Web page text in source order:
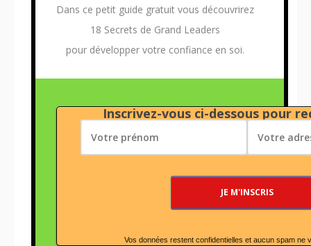
Dans ce petit guide gratuit vous découvrirez
18 Secrets de Grand Leaders
pour développer votre confiance en soi.
Inscrivez-vous ci-dessous pour
Vos données restent confidentielles et aucun spam ne